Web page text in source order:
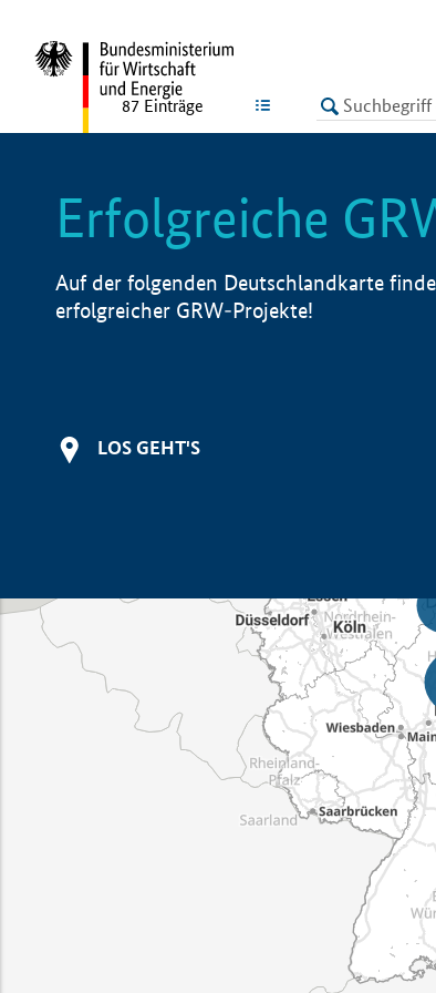
LISTE
87 Einträge
Erfolgreiche
Auf der folgenden Deutschlandkarte
erfolgreicher GRW-Projekte!
LOS GEHT'S